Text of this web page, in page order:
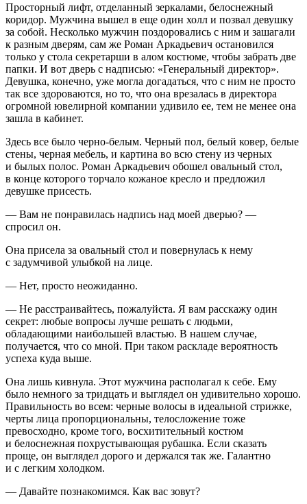
Просторный лифт, отделанный зеркалами, белоснежный
коридор. Мужчина вышел в еще один холл и позвал девушку
за собой. Несколько мужчин поздоровались с ним и зашагали
к разным дверям, сам же Роман Аркадьевич остановился
только у стола секретарши в алом костюме, чтобы забрать две
папки. И вот дверь с надписью: «Генеральный директор».
Девушка, конечно, уже могла догадаться, что с ним не просто
так все здороваются, но то, что она врезалась в директора
огромной ювелирной компании удивило ее, тем не менее она
зашла в кабинет.
Здесь все было черно-белым. Черный пол, белый ковер, белые
стены, черная мебель, и картина во всю стену из черных
и былых полос. Роман Аркадьевич обошел овальный стол,
в конце которого торчало кожаное кресло и предложил
девушке присесть.
— Вам не понравилась надпись над моей дверью? —
спросил он.
Она присела за овальный стол и повернулась к нему
с задумчивой улыбкой на лице.
— Нет, просто неожиданно.
— Не расстраивайтесь, пожалуйста. Я вам расскажу один
секрет: любые вопросы лучше решать с людьми,
обладающими наибольшей властью. В нашем случае,
получается, что со мной. При таком раскладе вероятность
успеха куда выше.
Она лишь кивнула. Этот мужчина располагал к себе. Ему
было немного за тридцать и выглядел он удивительно хорошо.
Правильность во всем: черные волосы в идеальной стрижке,
черты лица пропорциональны, телосложение тоже
превосходно, кроме того, восхитительный костюм
и белоснежная похрустывающая рубашка. Если сказать
проще, он выглядел дорого и держался так же. Галантно
и с легким холодком.
— Давайте познакомимся. Как вас зовут?